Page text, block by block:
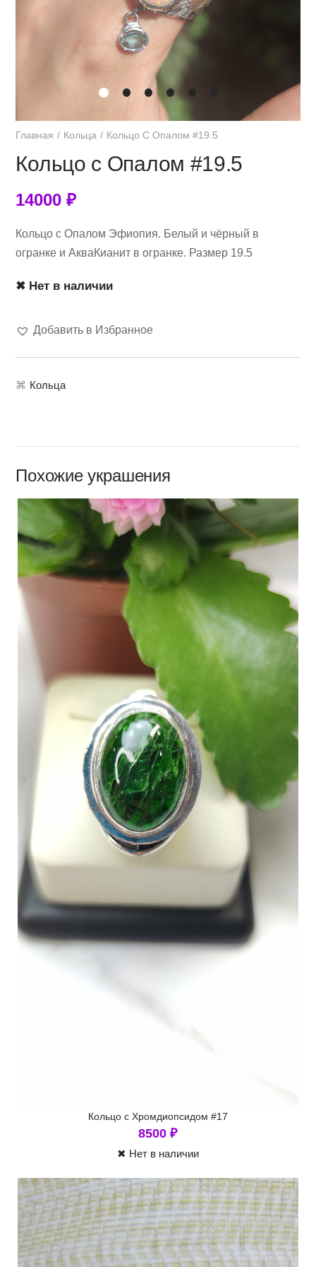
Главная Кольца Кольцо С Опалом #19.5
Кольцо с Опалом #19.5
14000₽
Кольцо с Опалом Эфиопия. Белый и чёрный в
огранке и АкваКианит в огранке. Размер 19.5
✖ Нет в наличии
Добавить в Избранное
⌘ Кольца
Похожие украшения
Кольцо с Хромдиопсидом #17
8500 ₽
✖ Нет в наличии